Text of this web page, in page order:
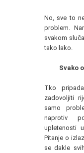
No, sve to
problem.
svakom
tako lako.
Svako
Tko
zadovoljiti
samo
naprotiv
upletenosti
Pitanje o
se dakle